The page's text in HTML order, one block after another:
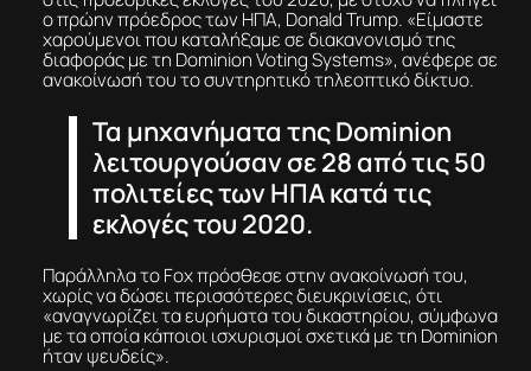
ο πρώην πρόεδρος των ΗΠΑ, Donald Trump. «Είμαστε
χαρούμενοι που καταλήξαμε σε διακανονισμό της
διαφοράς με τη Dominion Voting Systems», ανέφερε σε
ανακοίνωσή του το συντηρητικό τηλεοπτικό δίκτυο.
Τα μηχανήματα της Dominion
λειτουργούσαν σε 28 από τις 50
πολιτείες των ΗΠΑ κατά τις
εκλογές του 2020.
Παράλληλα το Fox πρόσθεσε στην ανακοίνωσή του,
χωρίς να δώσει περισσότερες διευκρινίσεις, ότι
«αναγνωρίζει τα ευρήματα του δικαστηρίου, σύμφωνα
με τα οποία κάποιοι ισχυρισμοί σχετικά με τη Dominion
ήταν ψευδείς».